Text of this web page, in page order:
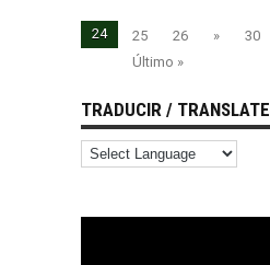
24
25 26 » 30
Último »
TRADUCIR / TRANSLATE